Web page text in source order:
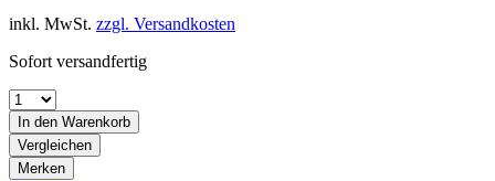
inkl. MwSt. zzgl. Versandkosten
Sofort versandfertig
In den Warenkorb
Vergleichen
Merken